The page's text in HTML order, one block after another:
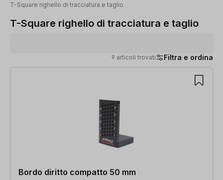
T-Square righello di tracciatura e taglio
T-Square righello di tracciatura e taglio
9 articoli trovati Filtra e ordina
9 articoli trovati
Bordo diritto compatto 50 mm